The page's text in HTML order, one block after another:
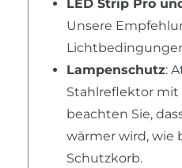
LED Strip Pro
Unsere
Lampenschutz:
Stahlreflektor
beachten Sie,
wärmer wird, wie
Schutzkorb.